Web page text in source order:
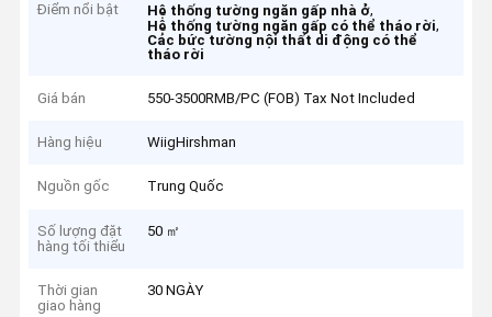
Điểm nổi bật Hệ thống tường ngăn gấp nhà ở,
Hệ thống tường ngăn gấp có thể tháo rời,
Các bức tường nội thất di động có thể
tháo rời
Giá bán 550-3500RMB/PC (FOB) Tax Not Included
Hàng hiệu WiigHirshman
Nguồn gốc Trung Quốc
Số lượng đặt
hàng tối thiểu
50 ㎡
Thời gian
giao hàng
30 NGÀY